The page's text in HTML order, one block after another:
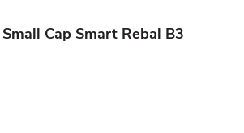
Cap Smart Rebal B3